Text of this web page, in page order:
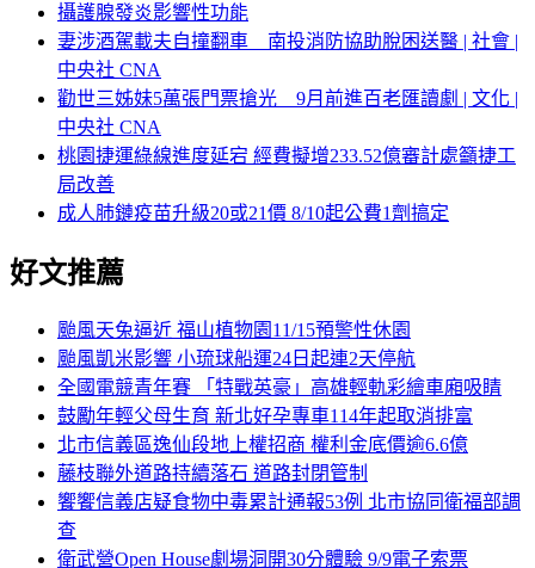
攝護腺發炎影響性功能
妻涉酒駕載夫自撞翻車 南投消防協助脫困送醫 | 社會 |
中央社 CNA
勸世三姊妹5萬張門票搶光 9月前進百老匯讀劇 | 文化 |
中央社 CNA
桃園捷運綠線進度延宕 經費擬增233.52億審計處籲捷工
局改善
成人肺鏈疫苗升級20或21價 8/10起公費1劑搞定
好文推薦
颱風天兔逼近 福山植物園11/15預警性休園
颱風凱米影響 小琉球船運24日起連2天停航
全國電競青年賽 「特戰英豪」高雄輕軌彩繪車廂吸睛
鼓勵年輕父母生育 新北好孕專車114年起取消排富
北市信義區逸仙段地上權招商 權利金底價逾6.6億
藤枝聯外道路持續落石 道路封閉管制
饗饗信義店疑食物中毒累計通報53例 北市協同衛福部調
查
衛武營Open House劇場洞開30分體驗 9/9電子索票